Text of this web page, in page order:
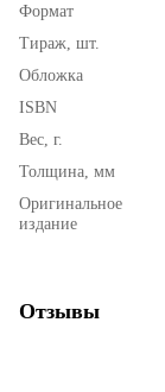
Формат
Тираж, шт.
Обложка
ISBN
Вес, г.
Толщина, мм
Оригинальное
издание
Отзывы